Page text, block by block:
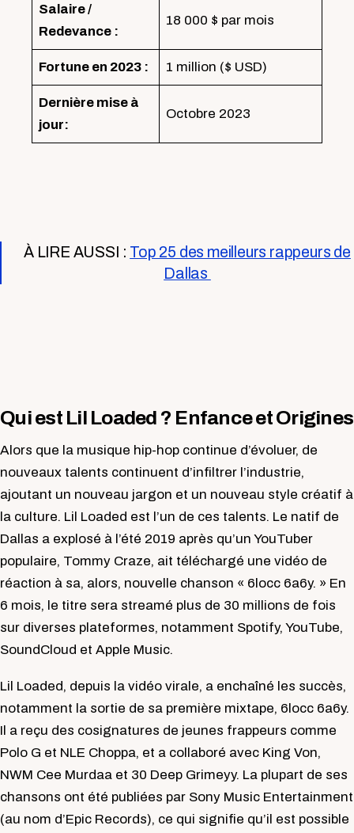
Salaire /
Redevance :
18 000 $ par mois
Fortune en 2023 : 1 million ($ USD)
Dernière mise à
jour:
Octobre 2023
À LIRE AUSSI : Top 25 des meilleurs rappeurs de
Dallas
Qui est Lil Loaded ? Enfance et Origines
Alors que la musique hip-hop continue d’évoluer, de
nouveaux talents continuent d’infiltrer l’industrie,
ajoutant un nouveau jargon et un nouveau style créatif à
la culture. Lil Loaded est l’un de ces talents. Le natif de
Dallas a explosé à l’été 2019 après qu’un YouTuber
populaire, Tommy Craze, ait téléchargé une vidéo de
réaction à sa, alors, nouvelle chanson « 6locc 6a6y. » En
6 mois, le titre sera streamé plus de 30 millions de fois
sur diverses plateformes, notamment Spotify, YouTube,
SoundCloud et Apple Music.
Lil Loaded, depuis la vidéo virale, a enchaîné les succès,
notamment la sortie de sa première mixtape, 6locc 6a6y.
Il a reçu des cosignatures de jeunes frappeurs comme
Polo G et NLE Choppa, et a collaboré avec King Von,
NWM Cee Murdaa et 30 Deep Grimeyy. La plupart de ses
chansons ont été publiées par Sony Music Entertainment
(au nom d’Epic Records), ce qui signifie qu’il est possible